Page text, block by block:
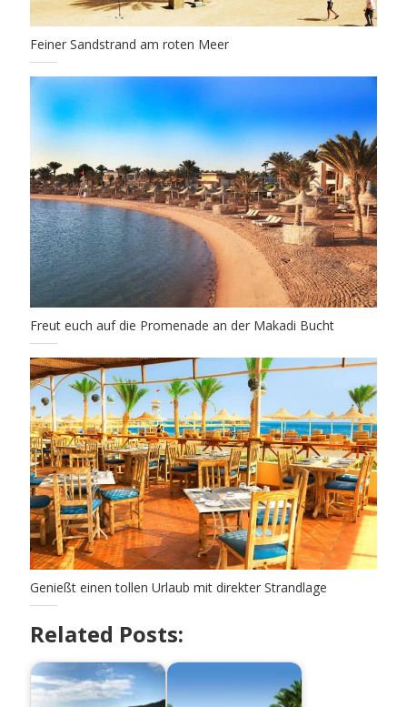
Feiner Sandstrand am roten Meer
Freut euch auf die Promenade an der Makadi Bucht
Genießt einen tollen Urlaub mit direkter Strandlage
Related Posts: